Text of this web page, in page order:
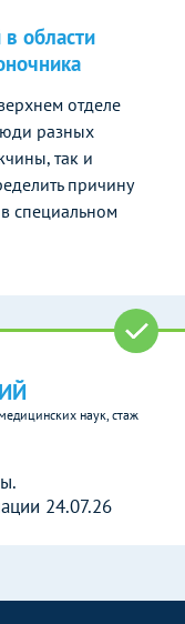
области
отделе
разных
так и
причину
специальном
наук, стаж
24.07.26